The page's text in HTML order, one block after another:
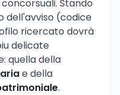
Stando
dell'avviso (codice
ricercato dovrà
delicate
quella della
e della
.